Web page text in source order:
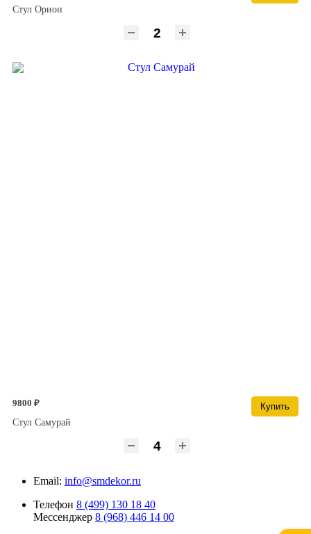
Стул Орион
9800 ₽
Купить
Стул Самурай
Email: info@smdekor.ru
Телефон 8 (499) 130 18 40
Мессенджер 8 (968) 446 14 00